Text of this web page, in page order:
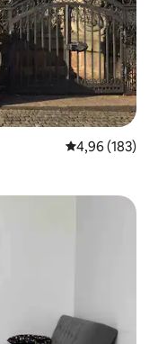
Gemiddelde
4,96 (183)